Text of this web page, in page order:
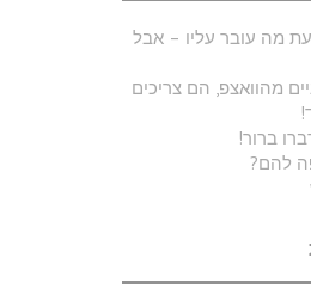
מה עובר עליו – אבל
מהוואצפ, הם צריכים
ברור!
להם?